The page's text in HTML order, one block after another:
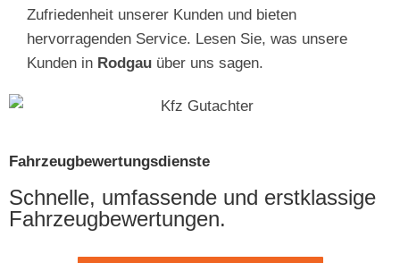
Zufriedenheit unserer Kunden und bieten
hervorragenden Service. Lesen Sie, was unsere
Kunden in Rodgau über uns sagen.
Fahrzeugbewertungsdienste
Schnelle, umfassende und erstklassige
Fahrzeugbewertungen.